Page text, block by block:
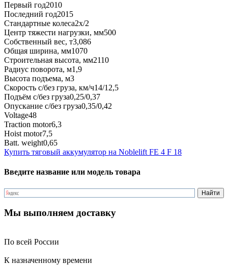
Первый год2010
Последний год2015
Стандартные колеса2x/2
Центр тяжести нагрузки, мм500
Собственный вес, т3,086
Общая ширина, мм1070
Строительная высота, мм2110
Радиус поворота, м1,9
Высота подъема, м3
Скорость с/без груза, км/ч14/12,5
Подъём с/без груза0,25/0,37
Опускание с/без груза0,35/0,42
Voltage48
Traction motor6,3
Hoist motor7,5
Batt. weight0,65
Купить тяговый аккумулятор на Noblelift FE 4 F 18
Введите название или модель товара
Мы выполняем доставку
По всей России
К назначенному времени